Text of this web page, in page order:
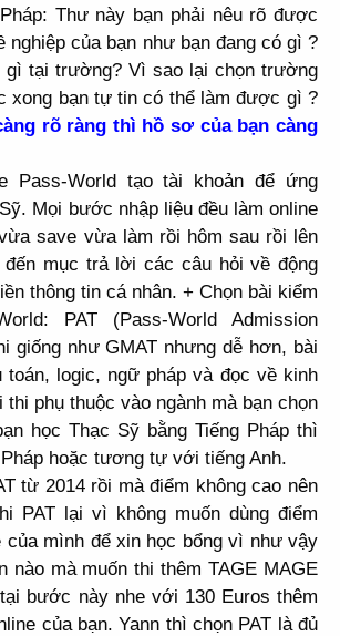
Thư này bạn phải nêu rõ được
nghiệp của bạn như bạn đang có gì ?
gì tại trường? Vì sao lại chọn trường
xong bạn tự tin có thể làm được gì ?
rõ ràng thì hồ sơ của bạn càng
Pass-World tạo tài khoản để ứng
Mọi bước nhập liệu đều làm online
save vừa làm rồi hôm sau rồi lên
đến mục trả lời các câu hỏi về động
thông tin cá nhân. + Chọn bài kiểm
PAT (Pass-World Admission
giống như GMAT nhưng dễ hơn, bài
toán, logic, ngữ pháp và đọc về kinh
thi phụ thuộc vào ngành mà bạn chọn
học Thạc Sỹ bằng Tiếng Pháp thì
hoặc tương tự với tiếng Anh.
từ 2014 rồi mà điểm không cao nên
PAT lại vì không muốn dùng điểm
của mình để xin học bổng vì như vậy
nào mà muốn thi thêm TAGE MAGE
bước này nhe với 130 Euros thêm
của bạn. Yann thì chọn PAT là đủ